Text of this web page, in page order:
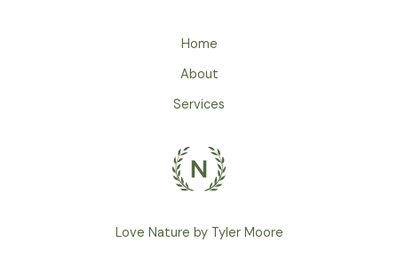
Home
About
Services
Love Nature by Tyler Moore